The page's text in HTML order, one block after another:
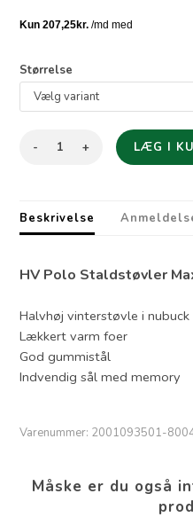
Størrelse
- +
Beskrivelse
HV Polo Staldstøvler
Halvhøj vinterstøvle i
Lækkert varm foer
God gummistål
Indvendig sål med memory
Varenummer: 2001093501-
Måske er du også